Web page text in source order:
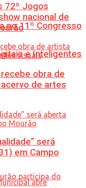
no 11º Congresso
e Inteligentes
72º Jogos
nacional de
obra de
de artes
será
em Campo